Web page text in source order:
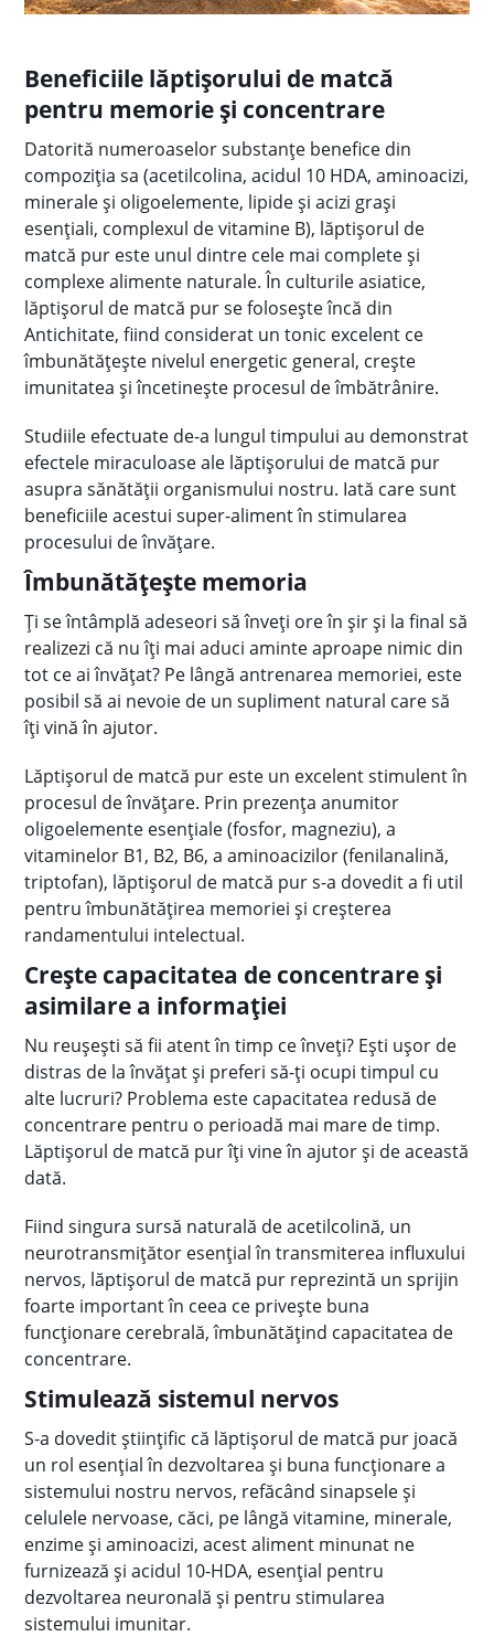
Beneficiile lăptişorului de matcă
pentru memorie şi concentrare
Datorită numeroaselor substanţe benefice din
compoziţia sa (acetilcolina, acidul 10 HDA, aminoacizi,
minerale și oligoelemente, lipide și acizi grași
esențiali, complexul de vitamine B), lăptişorul de
matcă pur este unul dintre cele mai complete şi
complexe alimente naturale. În culturile asiatice,
lăptişorul de matcă pur se foloseşte încă din
Antichitate, fiind considerat un tonic excelent ce
îmbunătăţeşte nivelul energetic general, creşte
imunitatea și încetineşte procesul de îmbătrânire.
Studiile efectuate de-a lungul timpului au demonstrat
efectele miraculoase ale lăptişorului de matcă pur
asupra sănătăţii organismului nostru. Iată care sunt
beneficiile acestui super-aliment în stimularea
procesului de învățare.
Îmbunătăţeşte memoria
Ţi se întâmplă adeseori să înveţi ore în şir şi la final să
realizezi că nu îţi mai aduci aminte aproape nimic din
tot ce ai învăţat? Pe lângă antrenarea memoriei, este
posibil să ai nevoie de un supliment natural care să
îţi vină în ajutor.
Lăptişorul de matcă pur este un excelent stimulent în
procesul de învăţare. Prin prezenţa anumitor
oligoelemente esenţiale (fosfor, magneziu), a
vitaminelor B1, B2, B6, a aminoacizilor (fenilanalină,
triptofan), lăptişorul de matcă pur s-a dovedit a fi util
pentru îmbunătăţirea memoriei şi creşterea
randamentului intelectual.
Creşte capacitatea de concentrare şi
asimilare a informaţiei
Nu reuşeşti să fii atent în timp ce înveţi? Eşti uşor de
distras de la învăţat şi preferi să-ţi ocupi timpul cu
alte lucruri? Problema este capacitatea redusă de
concentrare pentru o perioadă mai mare de timp.
Lăptişorul de matcă pur îţi vine în ajutor şi de această
dată.
Fiind singura sursă naturală de acetilcolină, un
neurotransmițător esenţial în transmiterea influxului
nervos, lăptişorul de matcă pur reprezintă un sprijin
foarte important în ceea ce priveşte buna
funcţionare cerebrală, îmbunătăţind capacitatea de
concentrare.
Stimulează sistemul nervos
S-a dovedit ştiinţific că lăptişorul de matcă pur joacă
un rol esenţial în dezvoltarea şi buna funcţionare a
sistemului nostru nervos, refăcând sinapsele şi
celulele nervoase, căci, pe lângă vitamine, minerale,
enzime şi aminoacizi, acest aliment minunat ne
furnizează şi acidul 10-HDA, esenţial pentru
dezvoltarea neuronală şi pentru stimularea
sistemului imunitar.